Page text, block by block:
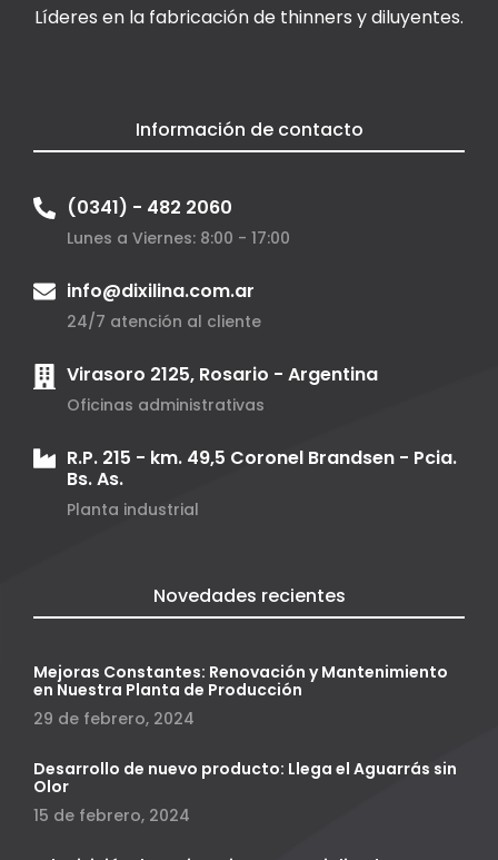
Líderes en la fabricación de thinners y diluyentes.
Información de contacto
(0341) - 482 2060
Lunes a Viernes: 8:00 - 17:00
info@dixilina.com.ar
24/7 atención al cliente
Virasoro 2125, Rosario - Argentina
Oficinas administrativas
R.P. 215 - km. 49,5 Coronel Brandsen - Pcia.
Bs. As.
Planta industrial
Novedades recientes
Mejoras Constantes: Renovación y Mantenimiento
en Nuestra Planta de Producción
29 de febrero, 2024
Desarrollo de nuevo producto: Llega el Aguarrás sin
Olor
15 de febrero, 2024